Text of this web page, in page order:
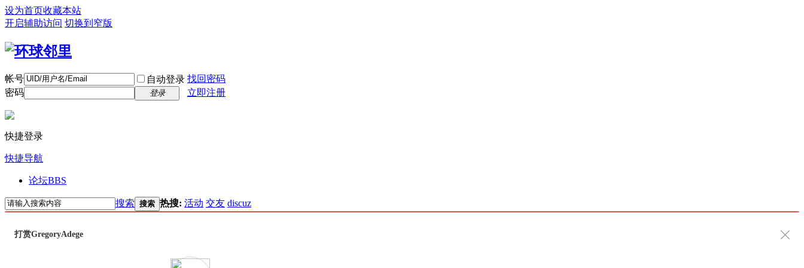
设为首页收藏本站
开启辅助访问 切换到窄版
帐号 自动登录 找回密码
密码
登录 立即注册
快捷登录
快捷导航
论坛BBS
搜索 搜索 热搜: 活动 交友 discuz
打赏GregoryAdege